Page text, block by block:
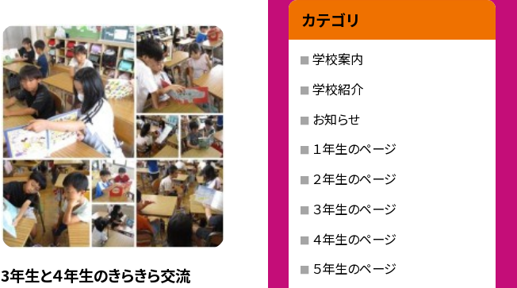
3年生と４年生のきらきら交流
カテゴリ
学校案内
学校紹介
お知らせ
１年生のページ
２年生のページ
３年生のページ
４年生のページ
５年生のページ